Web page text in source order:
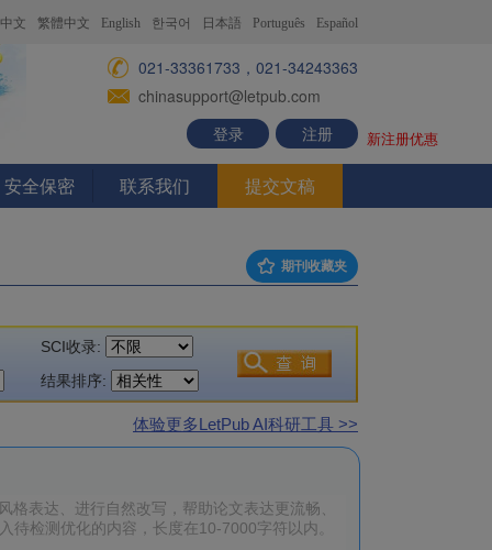
中文 繁體中文 English 한국어 日本語 Português Español
021-33361733，021-34243363
chinasupport@letpub.com
登录
注册 新注册优惠
安全保密 联系我们 提交文稿
期刊收藏夹
SCI收录:
结果排序:
体验更多LetPub AI科研工具 >>